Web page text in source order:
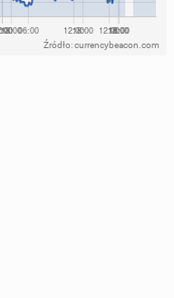
Źródło: currencybeacon.com